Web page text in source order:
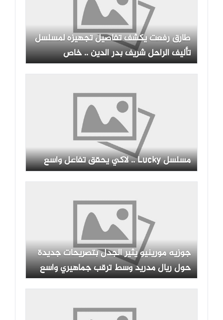
طارق رفعت يكشف تفاصيل تجهيزه لمسلسل
تأليف الراحل شريف بدر الدين .. خاص
مسلسل Lucky .. لاكي يحقق تفاعل واسع
جوزيه مورينيو يثير الجدل بتصريحات جديدة
حول ريال مدريد وسط ترقب جماهيري واسع